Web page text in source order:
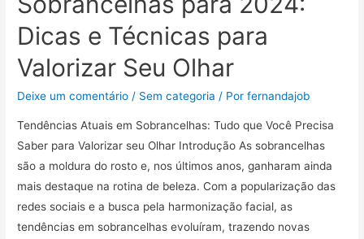
Dicas e Técnicas para
Valorizar Seu Olhar
Deixe um comentário / Sem categoria / Porfernandajob
Tendências Atuais em Sobrancelhas: Tudo que Você Precisa
Saber para Valorizar seu Olhar Introdução As sobrancelhas
são a moldura do rosto e, nos últimos anos, ganharam ainda
mais destaque na rotina de beleza. Com a popularização das
redes sociais e a busca pela harmonização facial, as
tendências em sobrancelhas evoluíram, trazendo novas